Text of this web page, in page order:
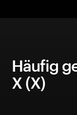
Häufig
X (X)